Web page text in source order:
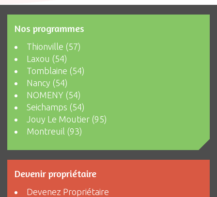
Nos programmes
Thionville (57)
Laxou (54)
Tomblaine (54)
Nancy (54)
NOMENY (54)
Seichamps (54)
Jouy Le Moutier (95)
Montreuil (93)
Devenir propriétaire
Devenez Propriétaire